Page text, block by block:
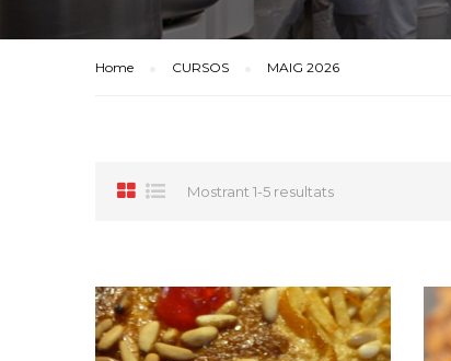
Home CURSOS MAIG 2026
Mostrant 1-5 resultats